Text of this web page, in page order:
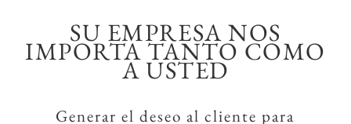
SU EMPRESA NOS
IMPORTA TANTO COMO
A USTED
Generar el deseo al cliente para